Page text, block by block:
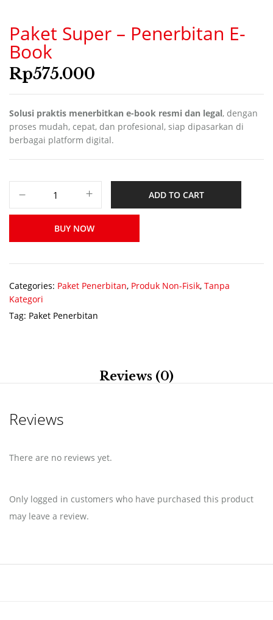
Paket Super – Penerbitan E-
Book
Rp575.000
Solusi praktis menerbitkan e-book resmi dan legal, dengan
proses mudah, cepat, dan profesional, siap dipasarkan di
berbagai platform digital.
ADD TO CART
BUY NOW
Categories: Paket Penerbitan, Produk Non-Fisik, Tanpa
Kategori
Tag: Paket Penerbitan
Reviews (0)
Reviews
There are no reviews yet.
Only logged in customers who have purchased this product
may leave a review.